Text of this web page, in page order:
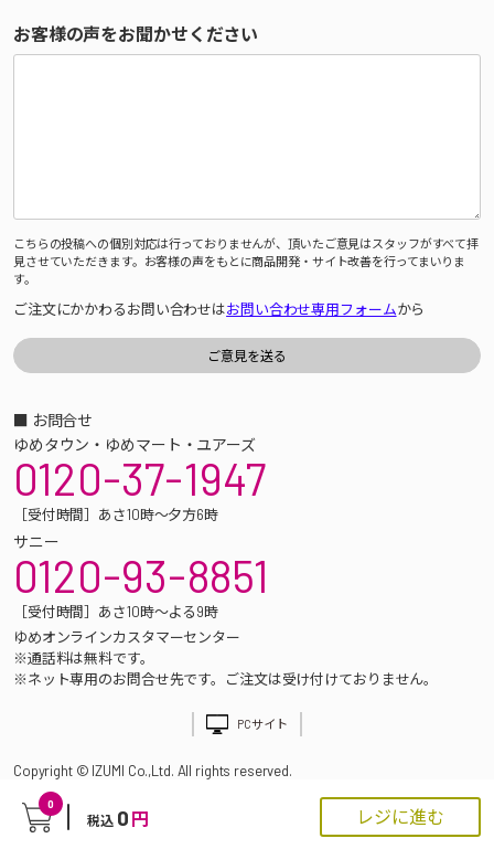
0
税込 0 円 レジに進む
お客様の声をお聞かせください
こちらの投稿への個別対応は行っておりませんが、頂いたご意見はスタッフがすべて拝
見させていただきます。お客様の声をもとに商品開発・サイト改善を行ってまいりま
す。
ご注文にかかわるお問い合わせはお問い合わせ専用フォームから
■ お問合せ
ゆめタウン・ゆめマート・ユアーズ
0120-37-1947
［受付時間］あさ10時～夕方6時
サニー
0120-93-8851
［受付時間］あさ10時～よる9時
ゆめオンラインカスタマーセンター
※通話料は無料です。
※ネット専用のお問合せ先です。ご注文は受け付けておりません。
PCサイト
Copyright © IZUMI Co.,Ltd. All rights reserved.